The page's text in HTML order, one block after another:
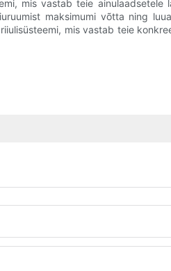
mis vastab teie ainulaadsetele
maksimumi võtta ning
mis vastab teie